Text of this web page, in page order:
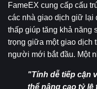
FameEX cung cấp cấu
các nhà giao dịch giữ
thấp giúp tăng khả năng
trọng giữa một giao dịch
người mới bắt đầu. Một
"Tính dễ tiếp cận
thể nâng cao tỷ lệ